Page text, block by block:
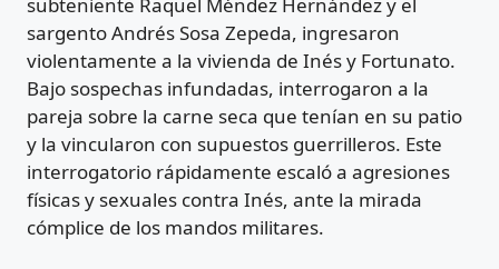
sargento Andrés Sosa Zepeda, ingresaron
violentamente a la vivienda de Inés y Fortunato.
Bajo sospechas infundadas, interrogaron a la
pareja sobre la carne seca que tenían en su patio
y la vincularon con supuestos guerrilleros. Este
interrogatorio rápidamente escaló a agresiones
físicas y sexuales contra Inés, ante la mirada
cómplice de los mandos militares.